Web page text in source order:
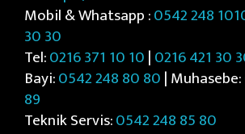
Mobil & Whatsapp :0542 248
30 30
Tel:0216 371 10 10|0216 421 30
Bayi:0542 248 80 80| Muhasebe:
89
Teknik Servis:0542 248 85 80